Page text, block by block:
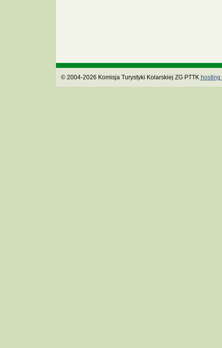
© 2004-2026 Komisja Turystyki Kolarskiej ZG PTTK hosting